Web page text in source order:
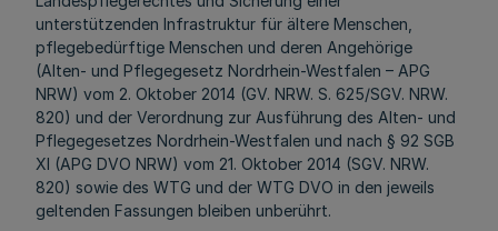
unterstützenden Infrastruktur für ältere Menschen,
pflegebedürftige Menschen und deren Angehörige
(Alten- und Pflegegesetz Nordrhein-Westfalen – APG
NRW) vom 2. Oktober 2014 (GV. NRW. S. 625/SGV. NRW.
820) und der Verordnung zur Ausführung des Alten- und
Pflegegesetzes Nordrhein-Westfalen und nach § 92 SGB
XI (APG DVO NRW) vom 21. Oktober 2014 (SGV. NRW.
820) sowie des WTG und der WTG DVO in den jeweils
geltenden Fassungen bleiben unberührt.